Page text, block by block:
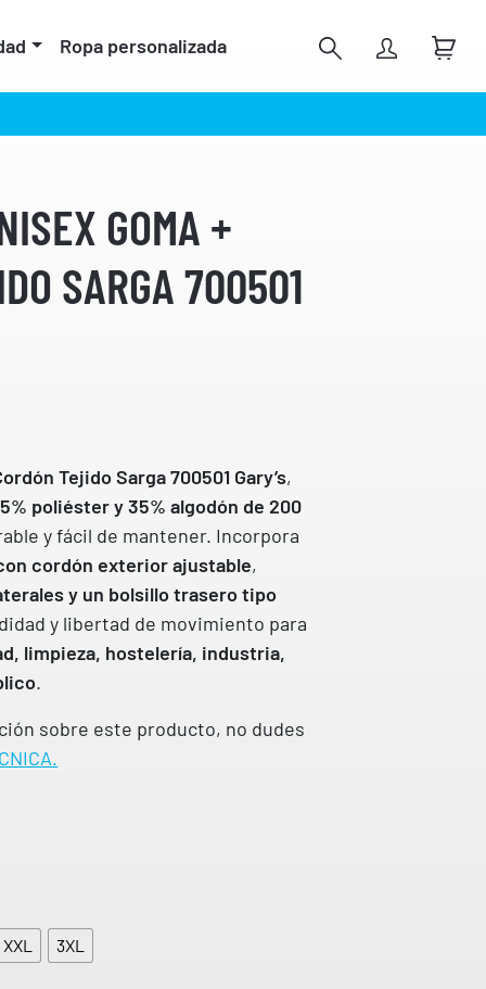
Ropa personalizada
GOMA +
SARGA 700501
Tejido Sarga 700501 Gary’s,
poliéster y 35% algodón de 200
y fácil de mantener. Incorpora
cordón exterior ajustable,
y un bolsillo trasero tipo
y libertad de movimiento para
limpieza, hostelería, industria,
.
sobre este producto, no dudes
XXL 3XL